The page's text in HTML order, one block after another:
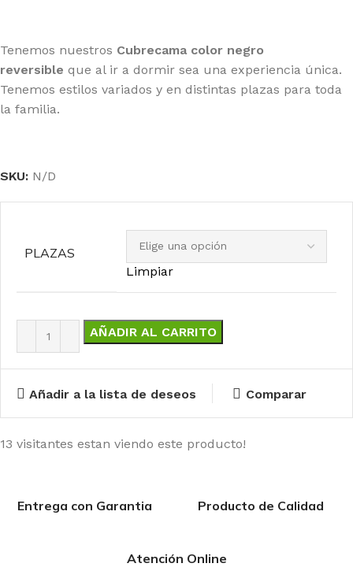
Tenemos nuestros Cubrecama color negro
reversible que al ir a dormir sea una experiencia única.
Tenemos estilos variados y en distintas plazas para toda
la familia.
SKU: N/D
PLAZAS
Limpiar
AÑADIR AL CARRITO
Añadir a la lista de deseos Comparar
13 visitantes estan viendo este producto!
Entrega con Garantia Producto de Calidad
Atención Online